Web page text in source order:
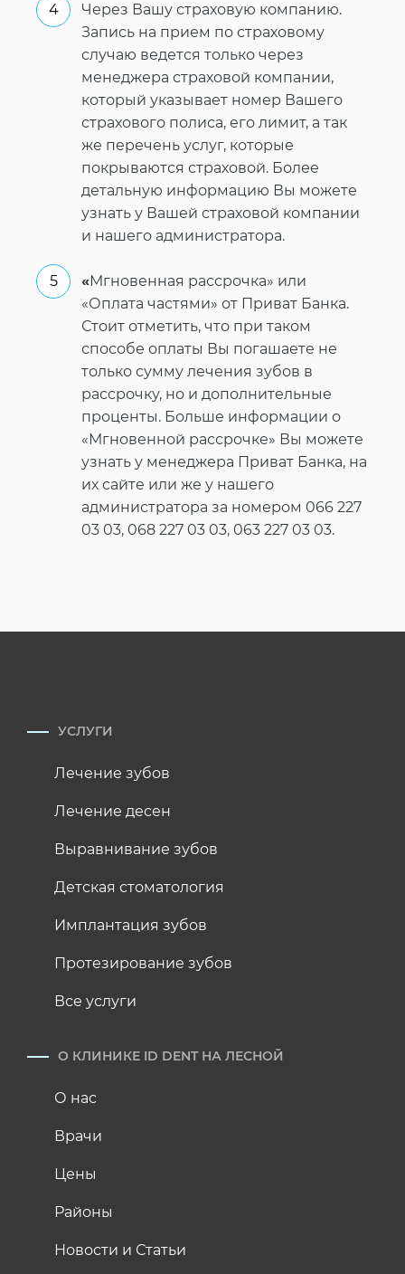
Через Вашу страховую компанию.
Запись на прием по страховому
случаю ведется только через
менеджера страховой компании,
который указывает номер Вашего
страхового полиса, его лимит, а так
же перечень услуг, которые
покрываются страховой. Более
детальную информацию Вы можете
узнать у Вашей страховой компании
и нашего администратора.
«Мгновенная рассрочка» или
«Оплата частями» от Приват Банка.
Стоит отметить, что при таком
способе оплаты Вы погашаете не
только сумму лечения зубов в
рассрочку, но и дополнительные
проценты. Больше информации о
«Мгновенной рассрочке» Вы можете
узнать у менеджера Приват Банка, на
их сайте или же у нашего
администратора за номером 066 227
03 03, 068 227 03 03, 063 227 03 03.
УСЛУГИ
Лечение зубов
Лечение десен
Выравнивание зубов
Детская стоматология
Имплантация зубов
Протезирование зубов
Все услуги
О КЛИНИКЕ ID DENT НА ЛЕСНОЙ
О нас
Врачи
Цены
Районы
Новости и Статьи